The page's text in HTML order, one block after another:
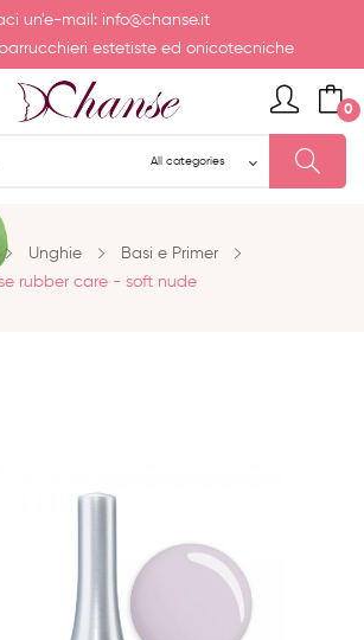
un'e-mail: info@chanse.it
estetiste ed onicotecniche
0
Unghie
Basi e Primer
rubber care - soft nude